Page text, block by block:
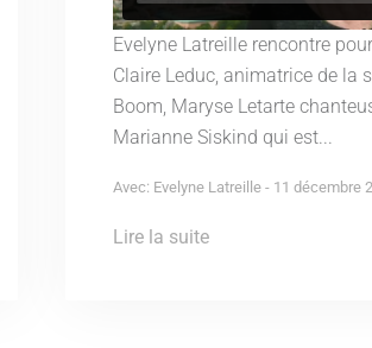
Evelyne Latreille rencontre
Claire Leduc, animatrice de la
Boom, Maryse Letarte
Marianne Siskind qui est...
Avec: Evelyne Latreille - 11 décembre
Lire la suite